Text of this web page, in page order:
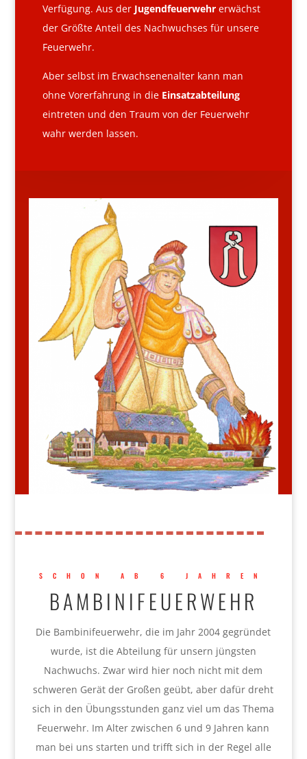
Verfügung. Aus der Jugendfeuerwehr erwächst
der Größte Anteil des Nachwuchses für unsere
Feuerwehr.
Aber selbst im Erwachsenenalter kann man
ohne Vorerfahrung in die Einsatzabteilung
eintreten und den Traum von der Feuerwehr
wahr werden lassen.
SCHON AB 6 JAHREN
BAMBINIFEUERWEHR
Die Bambinifeuerwehr, die im Jahr 2004 gegründet
wurde, ist die Abteilung für unsern jüngsten
Nachwuchs. Zwar wird hier noch nicht mit dem
schweren Gerät der Großen geübt, aber dafür dreht
sich in den Übungsstunden ganz viel um das Thema
Feuerwehr. Im Alter zwischen 6 und 9 Jahren kann
man bei uns starten und trifft sich in der Regel alle